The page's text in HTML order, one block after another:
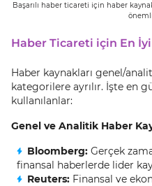
Başarılı haber ticareti için haber
Haber Ticareti için En
Haber kaynakları genel/
kategorilere ayrılır. İşte en
kullanılanlar:
Genel ve Analitik Haber
Bloomberg: Gerçek
finansal haberlerde lider
Reuters: Finansal ve